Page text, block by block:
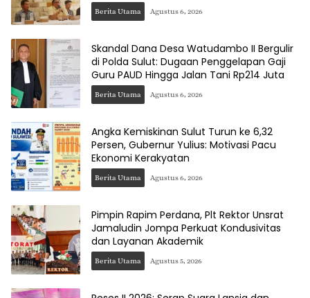
Berita Utama Agustus 6, 2026
Skandal Dana Desa Watudambo II Bergulir
di Polda Sulut: Dugaan Penggelapan Gaji
Guru PAUD Hingga Jalan Tani Rp214 Juta
Berita Utama Agustus 6, 2026
Angka Kemiskinan Sulut Turun ke 6,32
Persen, Gubernur Yulius: Motivasi Pacu
Ekonomi Kerakyatan
Berita Utama Agustus 6, 2026
Pimpin Rapim Perdana, Plt Rektor Unsrat
Jamaludin Jompa Perkuat Kondusivitas
dan Layanan Akademik
Berita Utama Agustus 5, 2026